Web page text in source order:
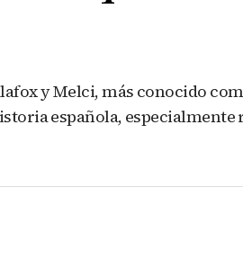
y Melci, más conocido
española,